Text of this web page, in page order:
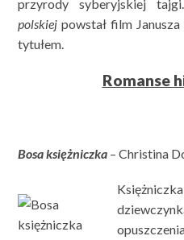
przyrody syberyjskiej
polskiej powstał film
tytułem.
Romanse
Bosa księżniczka – Christina